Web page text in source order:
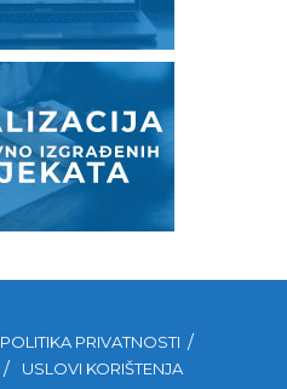
POLITIKA PRIVATNOSTI
USLOVI KORIŠTENJA